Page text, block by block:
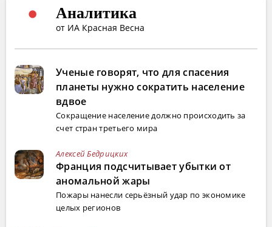
Аналитика
от ИА Красная Весна
Ученые говорят, что для спасения
планеты нужно сократить население
вдвое
Сокращение население должно происходить за
счет стран третьего мира
Алексей Бедрицких
Франция подсчитывает убытки от
аномальной жары
Пожары нанесли серьёзный удар по экономике
целых регионов